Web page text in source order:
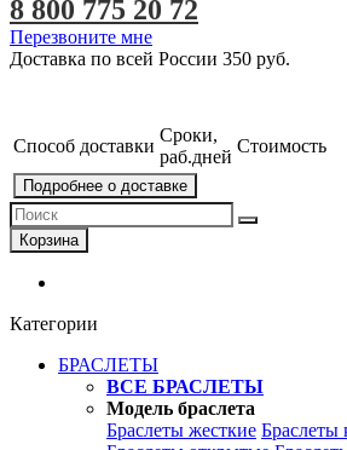
8 800 775 20 72
Перезвоните мне
Доставка по всей России 350 руб.
Способ доставки
Сроки,
раб.дней
Стоимость
Подробнее о доставке
Корзина
Категории
БРАСЛЕТЫ
ВСЕ БРАСЛЕТЫ
Модель браслета
Браслеты жесткие Браслеты